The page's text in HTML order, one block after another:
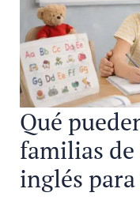
Qué
familias de
inglés